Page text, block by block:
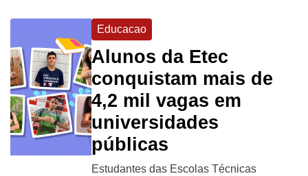
Educacao
Alunos da Etec
conquistam mais de
4,2 mil vagas em
universidades
públicas
Estudantes das Escolas Técnicas